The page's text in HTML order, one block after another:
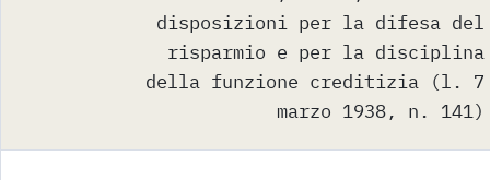
disposizioni per la difesa del
risparmio e per la disciplina
della funzione creditizia (l. 7
marzo 1938, n. 141)